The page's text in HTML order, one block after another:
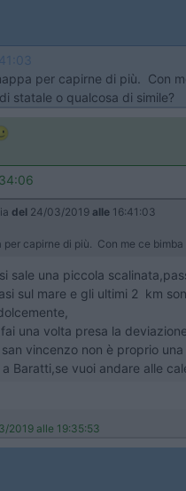
per capirne di più. Con
statale o qualcosa di simile?
del 24/03/2019 alle 16:41:03
per capirne di più. Con me ce
sale una piccola
sul mare e gli ultimi 2 km
una volta presa la
vincenzo non è proprio
Baratti,se vuoi andare alle
2019 alle 19:35:53